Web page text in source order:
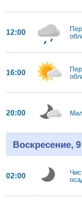
12:00
16:00
20:00
Воскресение,
02:00